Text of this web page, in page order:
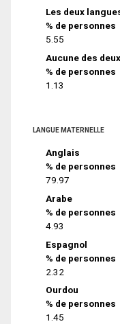
Les deux
% de personnes
5.55
Aucune des
% de personnes
1.13
LANGUE MATERNELLE
Anglais
% de personnes
79.97
Arabe
% de personnes
4.93
Espagnol
% de personnes
2.32
Ourdou
% de personnes
1.45